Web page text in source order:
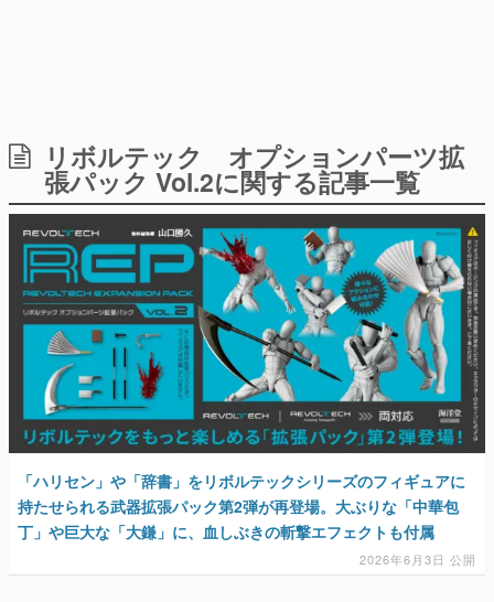
「経験値」「裏技」「ラスボス」… ゲームにまつわる言葉
の起源や用法の変遷を、コンピューター文化史研究家・タ
イニーP氏が徹底調査。
カテゴリ
特集記事
マンガ
女性向け
アプリレビュー
その他
電ファミニコゲーマーとは？
リボルテック オプションパーツ拡
張パック Vol.2に関する記事一覧
「ハリセン」や「辞書」をリボルテックシリーズのフィギュアに
持たせられる武器拡張パック第2弾が再登場。大ぶりな「中華包
丁」や巨大な「大鎌」に、血しぶきの斬撃エフェクトも付属
2026年6月3日 公開